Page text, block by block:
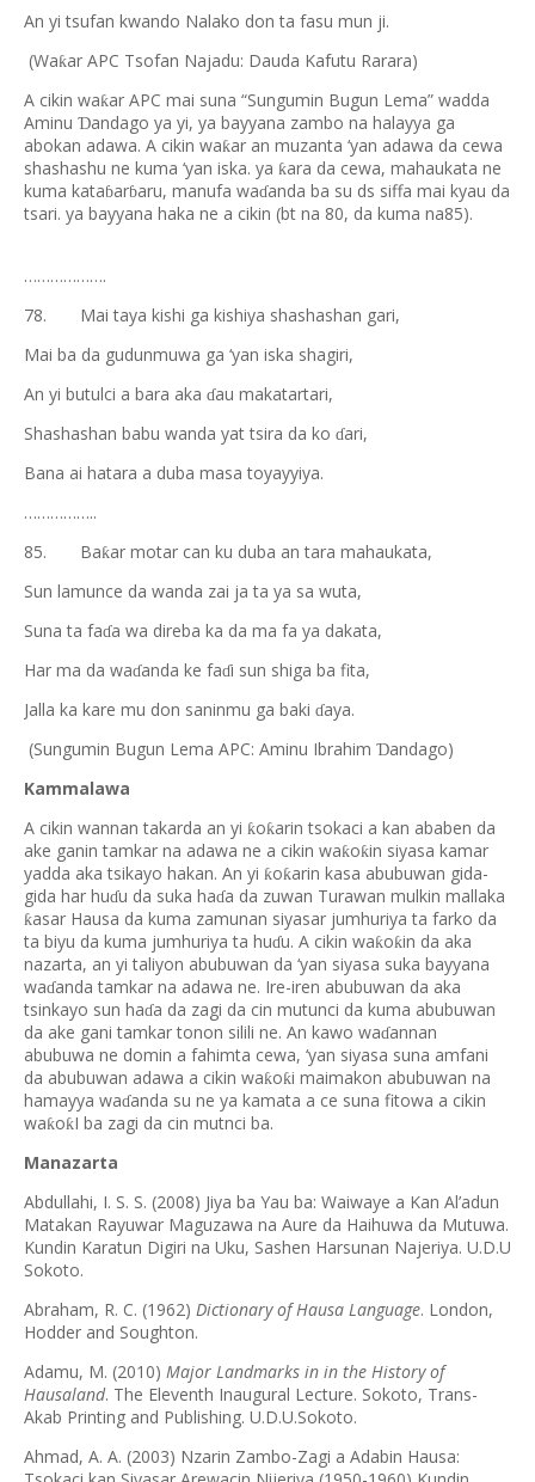
An yi tsufan kwando Nalako don ta fasu mun ji.
(Waƙar APC Tsofan Najadu: Dauda Kafutu Rarara)
A cikin waƙar APC mai suna “Sungumin Bugun Lema” wadda
Aminu Ɗandago ya yi, ya bayyana zambo na halayya ga
abokan adawa. A cikin waƙar an muzanta ‘yan adawa da cewa
shashashu ne kuma ‘yan iska. ya ƙara da cewa, mahaukata ne
kuma kataɓarɓaru, manufa waɗanda ba su ds siffa mai kyau da
tsari. ya bayyana haka ne a cikin (bt na 80, da kuma na85).
……………….
78.
Mai taya kishi ga kishiya shashashan gari,
Mai ba da gudunmuwa ga ‘yan iska shagiri,
An yi butulci a bara aka ɗau makatartari,
Shashashan babu wanda yat tsira da ko ɗari,
Bana ai hatara a duba masa toyayyiya.
……………..
85.
Baƙar motar can ku duba an tara mahaukata,
Sun lamunce da wanda zai ja ta ya sa wuta,
Suna ta faɗa wa direba ka da ma fa ya dakata,
Har ma da waɗanda ke faɗi sun shiga ba fita,
Jalla ka kare mu don saninmu ga baki ɗaya.
(Sungumin Bugun Lema APC: Aminu Ibrahim Ɗandago)
Kammalawa
A cikin wannan takarda an yi ƙoƙarin tsokaci a kan ababen da
ake ganin tamkar na adawa ne a cikin waƙoƙin siyasa kamar
yadda aka tsikayo hakan. An yi ƙoƙarin kasa abubuwan gida-
gida har huɗu da suka haɗa da zuwan Turawan mulkin mallaka
ƙasar Hausa da kuma zamunan siyasar jumhuriya ta farko da
ta biyu da kuma jumhuriya ta huɗu. A cikin waƙoƙin da aka
nazarta, an yi taliyon abubuwan da ‘yan siyasa suka bayyana
waɗanda tamkar na adawa ne. Ire-iren abubuwan da aka
tsinkayo sun haɗa da zagi da cin mutunci da kuma abubuwan
da ake gani tamkar tonon silili ne. An kawo waɗannan
abubuwa ne domin a fahimta cewa, ‘yan siyasa suna amfani
da abubuwan adawa a cikin waƙoƙi maimakon abubuwan na
hamayya waɗanda su ne ya kamata a ce suna fitowa a cikin
waƙoƙI ba zagi da cin mutnci ba.
Manazarta
Abdullahi, I. S. S. (2008) Jiya ba Yau ba: Waiwaye a Kan Al’adun
Matakan Rayuwar Maguzawa na Aure da Haihuwa da Mutuwa.
Kundin Karatun Digiri na Uku, Sashen Harsunan Najeriya. U.D.U
Sokoto.
Abraham, R. C. (1962) Dictionary of Hausa Language. London,
Hodder and Soughton.
Adamu, M. (2010) Major Landmarks in in the History of
Hausaland. The Eleventh Inaugural Lecture. Sokoto, Trans-
Akab Printing and Publishing. U.D.U.Sokoto.
Ahmad, A. A. (2003) Nzarin Zambo-Zagi a Adabin Hausa: